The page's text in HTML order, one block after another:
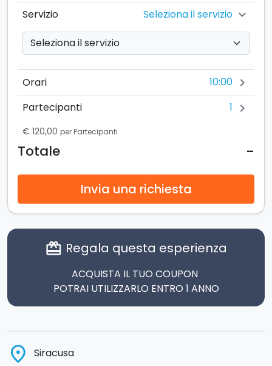
Servizio Seleziona il servizio chevron_right
Orari 10:00 chevron_right
Partecipanti 1 chevron_right
€ 120,00 per Partecipanti
Totale -
Invia una richiesta
card_giftcard Regala questa esperienza
ACQUISTA IL TUO COUPON
POTRAI UTILIZZARLO ENTRO 1 ANNO
place Siracusa